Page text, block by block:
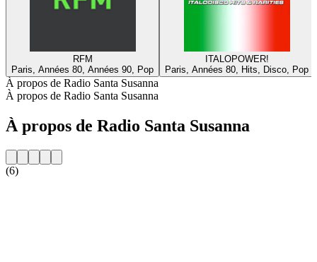
RFM
Paris, Années 80, Années 90, Pop
ITALOPOWER!
Paris, Années 80, Hits, Disco, Pop
À propos de Radio Santa Susanna
À propos de Radio Santa Susanna
À propos de Radio Santa Susanna
(6)